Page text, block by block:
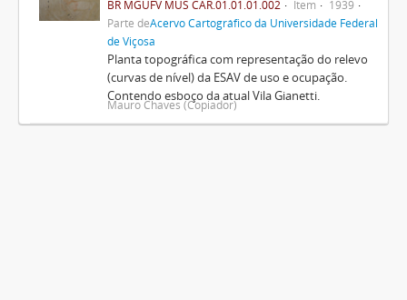
BR MGUFV MUS CAR.01.01.01.002 Item
1939
Parte deAcervo Cartográfico da Universidade Federal
de Viçosa
Planta topográfica com representação do relevo
(curvas de nível) da ESAV de uso e ocupação.
Contendo esboço da atual Vila Gianetti.
Mauro Chaves (Copiador)